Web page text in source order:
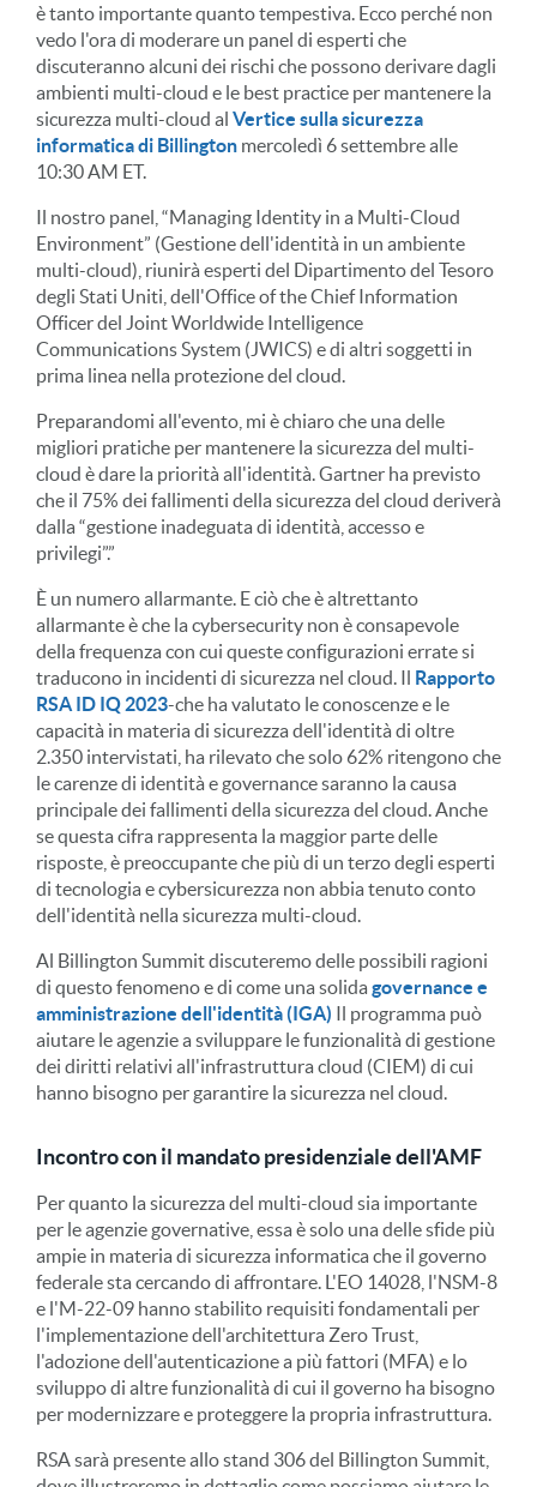
è tanto importante quanto tempestiva. Ecco perché non
vedo l'ora di moderare un panel di esperti che
discuteranno alcuni dei rischi che possono derivare dagli
ambienti multi-cloud e le best practice per mantenere la
sicurezza multi-cloud al Vertice sulla sicurezza
informatica di Billington mercoledì 6 settembre alle
10:30 AM ET.
Il nostro panel, “Managing Identity in a Multi-Cloud
Environment” (Gestione dell'identità in un ambiente
multi-cloud), riunirà esperti del Dipartimento del Tesoro
degli Stati Uniti, dell'Office of the Chief Information
Officer del Joint Worldwide Intelligence
Communications System (JWICS) e di altri soggetti in
prima linea nella protezione del cloud.
Preparandomi all'evento, mi è chiaro che una delle
migliori pratiche per mantenere la sicurezza del multi-
cloud è dare la priorità all'identità. Gartner ha previsto
che il 75% dei fallimenti della sicurezza del cloud deriverà
dalla “gestione inadeguata di identità, accesso e
privilegi”.”
È un numero allarmante. E ciò che è altrettanto
allarmante è che la cybersecurity non è consapevole
della frequenza con cui queste configurazioni errate si
traducono in incidenti di sicurezza nel cloud. Il Rapporto
RSA ID IQ 2023-che ha valutato le conoscenze e le
capacità in materia di sicurezza dell'identità di oltre
2.350 intervistati, ha rilevato che solo 62% ritengono che
le carenze di identità e governance saranno la causa
principale dei fallimenti della sicurezza del cloud. Anche
se questa cifra rappresenta la maggior parte delle
risposte, è preoccupante che più di un terzo degli esperti
di tecnologia e cybersicurezza non abbia tenuto conto
dell'identità nella sicurezza multi-cloud.
Al Billington Summit discuteremo delle possibili ragioni
di questo fenomeno e di come una solida governance e
amministrazione dell'identità (IGA) Il programma può
aiutare le agenzie a sviluppare le funzionalità di gestione
dei diritti relativi all'infrastruttura cloud (CIEM) di cui
hanno bisogno per garantire la sicurezza nel cloud.
Incontro con il mandato presidenziale dell'AMF
Per quanto la sicurezza del multi-cloud sia importante
per le agenzie governative, essa è solo una delle sfide più
ampie in materia di sicurezza informatica che il governo
federale sta cercando di affrontare. L'EO 14028, l'NSM-8
e l'M-22-09 hanno stabilito requisiti fondamentali per
l'implementazione dell'architettura Zero Trust,
l'adozione dell'autenticazione a più fattori (MFA) e lo
sviluppo di altre funzionalità di cui il governo ha bisogno
per modernizzare e proteggere la propria infrastruttura.
RSA sarà presente allo stand 306 del Billington Summit,